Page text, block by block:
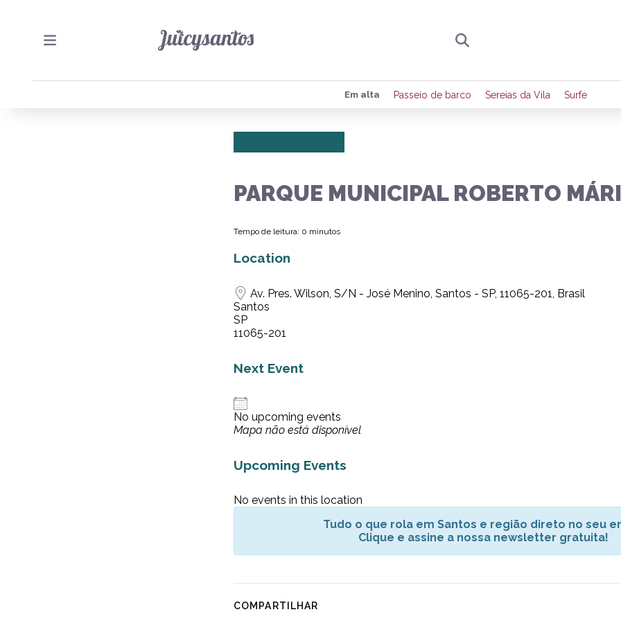
Preencha seus dados para receber toda
de eventos e notícias da região.
Quero receber
Em alta Passeio de barco Sereias da Vila Surfe
PARQUE MUNICIPAL ROBERTO
Tempo de leitura: 0 minutos
Location
Av. Pres. Wilson, S/N - José Menino, Santos - SP, 11065-201, Brasil
Santos
SP
11065-201
Next Event
No upcoming events
Mapa não está disponível
Upcoming Events
No events in this location
Tudo o que rola em Santos e região direto no seu
Clique e assine a nossa newsletter gratuita!
COMPARTILHAR